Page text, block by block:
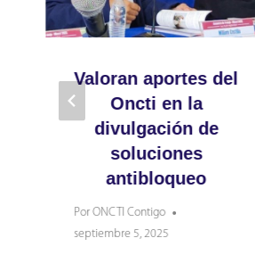
Valoran aportes del
Oncti en la
divulgación de
soluciones
antibloqueo
Por ONCTI Contigo
septiembre 5, 2025